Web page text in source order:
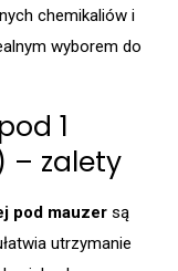
chemikaliów i
wyborem do
1
– zalety
pod mauzer są
utrzymanie